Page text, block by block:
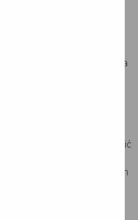
chciałbym podkreślić –
która nie jest
Przeciwnie! Wielu z
chorobę i odnosi
maksymalnego wsparcia
zadaniem jest podnieść
do pokonywania kolejnych
siłę potrzebną do
proszą mnie, żeby nie mówić
inną chorobę. Rozumiem,
diagnozą, ale nie jestem
Po pierwsze on i tak
chory, a milczenie bliskich
i pogłębia jego strach.